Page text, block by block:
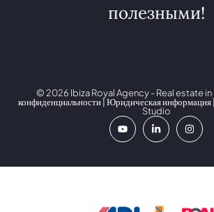
полезными!
© 2026 Ibiza Royal Agency - Real estate in
конфиденциальности|Юридическая информация
Studio